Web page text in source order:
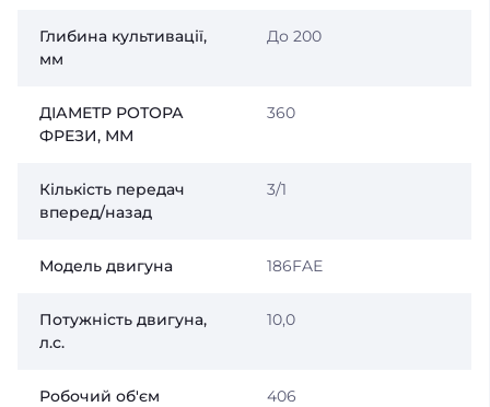
Глибина культивації,
мм
До 200
ДІАМЕТР РОТОРА
ФРЕЗИ, ММ
360
Кількість передач
вперед/назад
3/1
Модель двигуна 186FAЕ
Потужність двигуна,
л.с.
10,0
Робочий об'єм
406